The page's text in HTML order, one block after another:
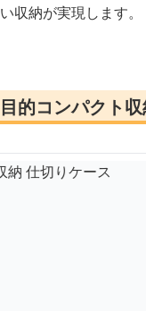
収納が実現します。
的コンパクト